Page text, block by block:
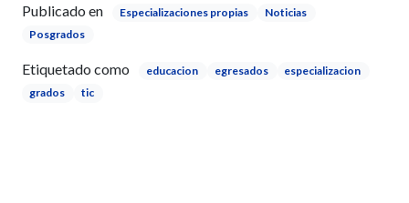
Publicado en Especializaciones propias
Noticias
Posgrados
Etiquetado como educacion egresados
especializacion
grados
tic